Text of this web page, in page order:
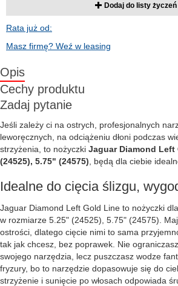
Dodaj do listy życzeń
Rata już od:
Masz firmę? Weź w leasing
Opis
Cechy produktu
Zadaj pytanie
Jeśli zależy ci na ostrych, profesjonalnych
leworęcznych, na odciążeniu dłoni podczas
strzyżenia, to nożyczki Jaguar Diamond Left
(24525), 5.75" (24575) , będą dla ciebie
Idealne do cięcia ślizgu,
Jaguar Diamond Left Gold Line to nożyczki
w rozmiarze 5.25" (24525), 5.75" (24575).
ostrości, dlatego cięcie nimi to sama
tak jak chcesz, bez poprawek. Nie
swojego narzędzia, lecz puszczasz wodze
fryzury, bo to narzędzie dopasowuje się do
strzyżenie i sunięcie po włosach odpowiada